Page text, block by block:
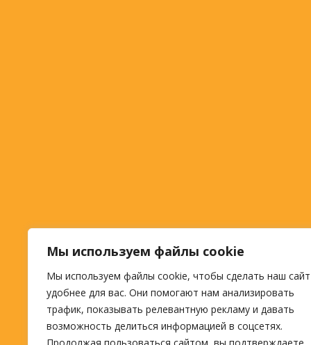
Мы используем файлы cookie
Мы используем файлы cookie, чтобы сделать наш сайт
удобнее для вас. Они помогают нам анализировать
трафик, показывать релевантную рекламу и давать
возможность делиться информацией в соцсетях.